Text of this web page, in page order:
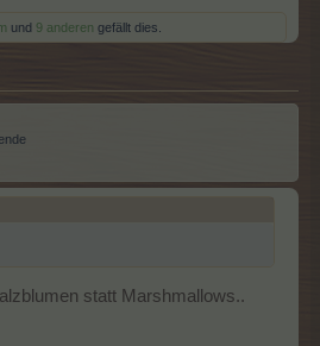
und 9 anderen gefällt dies.
statt Marshmallows..